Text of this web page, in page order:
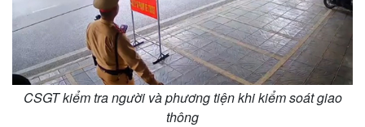
CSGT kiểm tra người và phương tiện khi kiểm soát giao
thông